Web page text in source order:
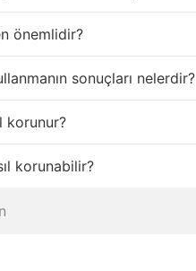
önemlidir?
sonuçları nelerdir?
korunur?
korunabilir?